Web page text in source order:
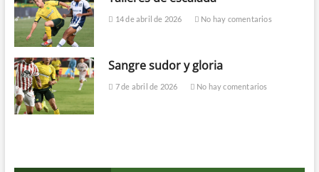
14 de abril de 2026 No hay comentarios
Sangre sudor y gloria
7 de abril de 2026 No hay comentarios